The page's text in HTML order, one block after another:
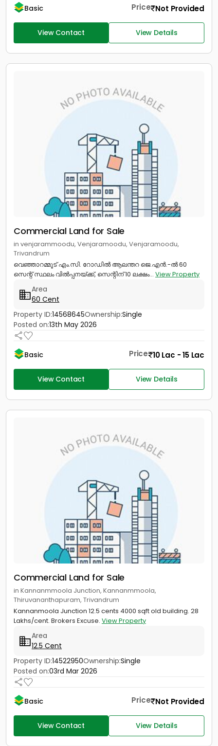
Basic Price Not Provided
View Contact View Details
Commercial Land for Sale
in venjarammoodu, Venjaramoodu, Venjaramoodu,
Trivandrum
വെഞ്ഞാറമ്മൂട് എം.സി. റോഡിൽ ആലന്തറ ജെ.എൻ.-ൽ 60
സെന്റ് സ്ഥലം വിൽപ്പനയ്ക്ക്, സെന്റിന് 10 ലക്ഷം... View Property
Area
60 Cent
Property ID:14568645Ownership:Single
Posted on:13th May 2026
Basic Price 10 Lac - 15 Lac
View Contact View Details
Commercial Land for Sale
in Kannanmmoola Junction, Kannanmmoola,
Thiruvananthapuram, Trivandrum
Kannanmoola Junction 12.5 cents 4000 sqft old building. 28
Lakhs/cent. Brokers Excuse. View Property
Area
12.5 Cent
Property ID:14522950Ownership:Single
Posted on:03rd Mar 2026
Basic Price Not Provided
View Contact View Details